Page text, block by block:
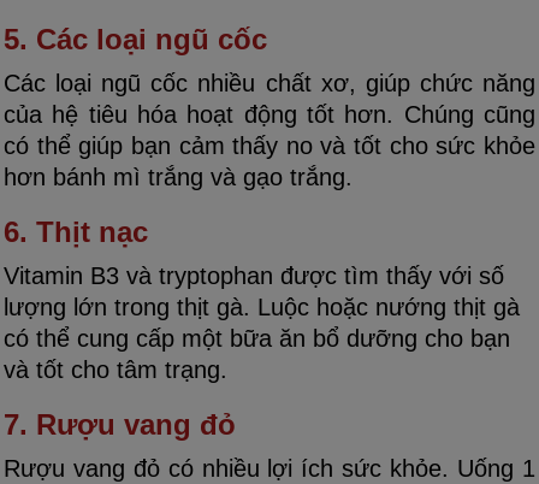
5. Các loại ngũ cốc
Các loại ngũ cốc nhiều chất xơ, giúp chức năng
của hệ tiêu hóa hoạt động tốt hơn. Chúng cũng
có thể giúp bạn cảm thấy no và tốt cho sức khỏe
hơn bánh mì trắng và gạo trắng.
6. Thịt nạc
Vitamin B3 và tryptophan được tìm thấy với số
lượng lớn trong thịt gà. Luộc hoặc nướng thịt gà
có thể cung cấp một bữa ăn bổ dưỡng cho bạn
và tốt cho tâm trạng.
7. Rượu vang đỏ
Rượu vang đỏ có nhiều lợi ích sức khỏe. Uống 1